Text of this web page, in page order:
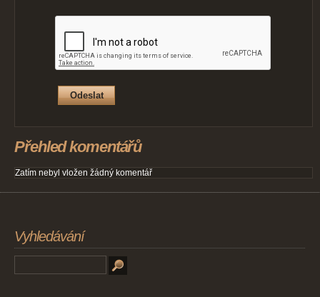
Přehled komentářů
Zatím nebyl vložen žádný komentář
Vyhledávání